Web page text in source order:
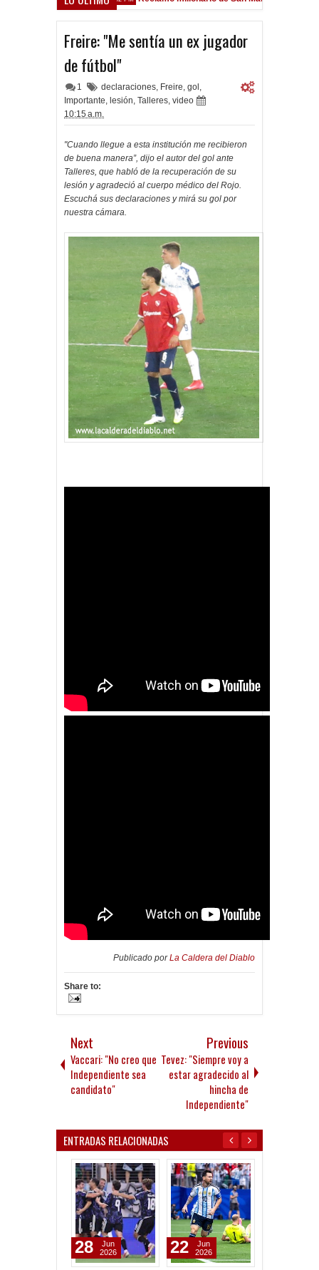
Freire: "Me sentía un ex jugador
de fútbol"
1 declaraciones, Freire, gol ,
Importante, lesión, Talleres, video
10:15 a.m.
"Cuando llegue a esta institución me recibieron
de buena manera”, dijo el autor del gol ante
Talleres, que habló de la recuperación de su
lesión y agradeció al cuerpo médico del Rojo.
Escuchá sus declaraciones y mirá su gol por
nuestra cámara.
Publicado porLa Caldera del Diablo
Share to:
Next
Vaccari: "No creo que
Independiente sea
candidato"
Previous
Tevez: "Siempre voy a
estar agradecido al
hincha de
Independiente"
ENTRADAS RELACIONADAS
28
Jun
2026
22
Jun
2026